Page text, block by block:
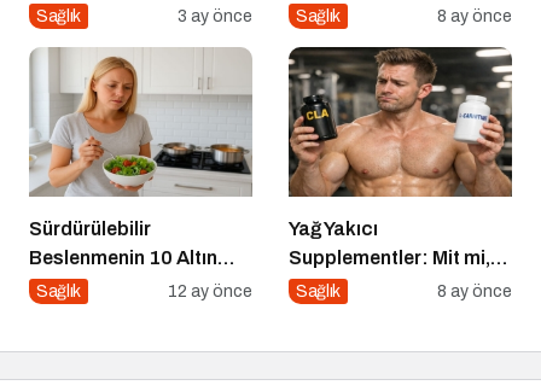
Dinleyin
Sağlık 3 ay önce
İstanbul’da Op. Dr.
Çıkıyor
Sağlık 8 ay önce
Sürdürülebilir
Beslenmenin 10 Altın
Kuralı
Sağlık 12 ay önce
Yağ Yakıcı
Supplementler: Mit mi,
Gerçek mi?
Sağlık 8 ay önce